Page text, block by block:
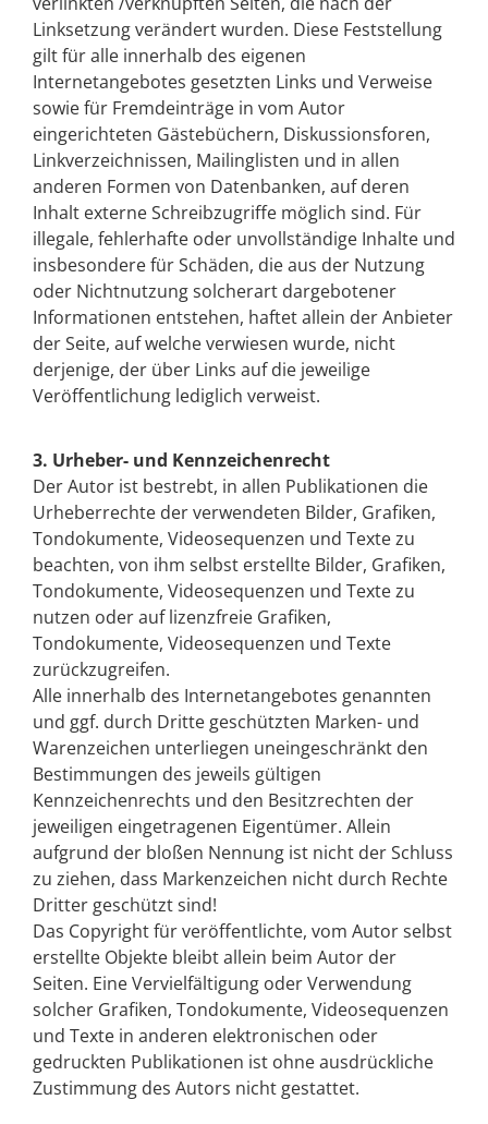
Linksetzung verändert wurden. Diese Feststellung
gilt für alle innerhalb des eigenen
Internetangebotes gesetzten Links und Verweise
sowie für Fremdeinträge in vom Autor
eingerichteten Gästebüchern, Diskussionsforen,
Linkverzeichnissen, Mailinglisten und in allen
anderen Formen von Datenbanken, auf deren
Inhalt externe Schreibzugriffe möglich sind. Für
illegale, fehlerhafte oder unvollständige Inhalte und
insbesondere für Schäden, die aus der Nutzung
oder Nichtnutzung solcherart dargebotener
Informationen entstehen, haftet allein der Anbieter
der Seite, auf welche verwiesen wurde, nicht
derjenige, der über Links auf die jeweilige
Veröffentlichung lediglich verweist.
3. Urheber- und Kennzeichenrecht
Der Autor ist bestrebt, in allen Publikationen die
Urheberrechte der verwendeten Bilder, Grafiken,
Tondokumente, Videosequenzen und Texte zu
beachten, von ihm selbst erstellte Bilder, Grafiken,
Tondokumente, Videosequenzen und Texte zu
nutzen oder auf lizenzfreie Grafiken,
Tondokumente, Videosequenzen und Texte
zurückzugreifen.
Alle innerhalb des Internetangebotes genannten
und ggf. durch Dritte geschützten Marken- und
Warenzeichen unterliegen uneingeschränkt den
Bestimmungen des jeweils gültigen
Kennzeichenrechts und den Besitzrechten der
jeweiligen eingetragenen Eigentümer. Allein
aufgrund der bloßen Nennung ist nicht der Schluss
zu ziehen, dass Markenzeichen nicht durch Rechte
Dritter geschützt sind!
Das Copyright für veröffentlichte, vom Autor selbst
erstellte Objekte bleibt allein beim Autor der
Seiten. Eine Vervielfältigung oder Verwendung
solcher Grafiken, Tondokumente, Videosequenzen
und Texte in anderen elektronischen oder
gedruckten Publikationen ist ohne ausdrückliche
Zustimmung des Autors nicht gestattet.